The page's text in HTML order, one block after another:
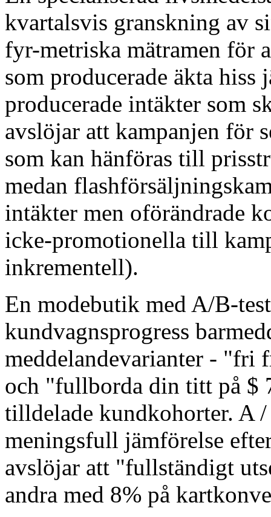
kvartalsvis granskning av
fyr-metriska mätramen för
som producerade äkta
producerade intäkter som
avslöjar att kampanjen för
som kan hänföras till
medan
intäkter men oförändrade
icke-promotionella till
inkrementell).
En modebutik med A/B-
kundvagnsprogress
meddelandevarianter - "fri
och "fullborda din titt på $
tilldelade kundkohorter. A
meningsfull jämförelse
avslöjar att "fullständigt
andra med 8% på